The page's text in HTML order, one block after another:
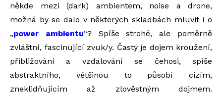
někde mezi (dark) ambientem, noise a drone,
možná by se dalo v některých skladbách mluvit i o
„power ambientu“? Spíše strohé, ale poměrně
zvláštní, fascinující zvuk/y. Častý je dojem kroužení,
přibližování a vzdalování se čehosi, spíše
abstraktního, většinou to působí cizím,
zneklidňujícím až zlověstným dojmem.